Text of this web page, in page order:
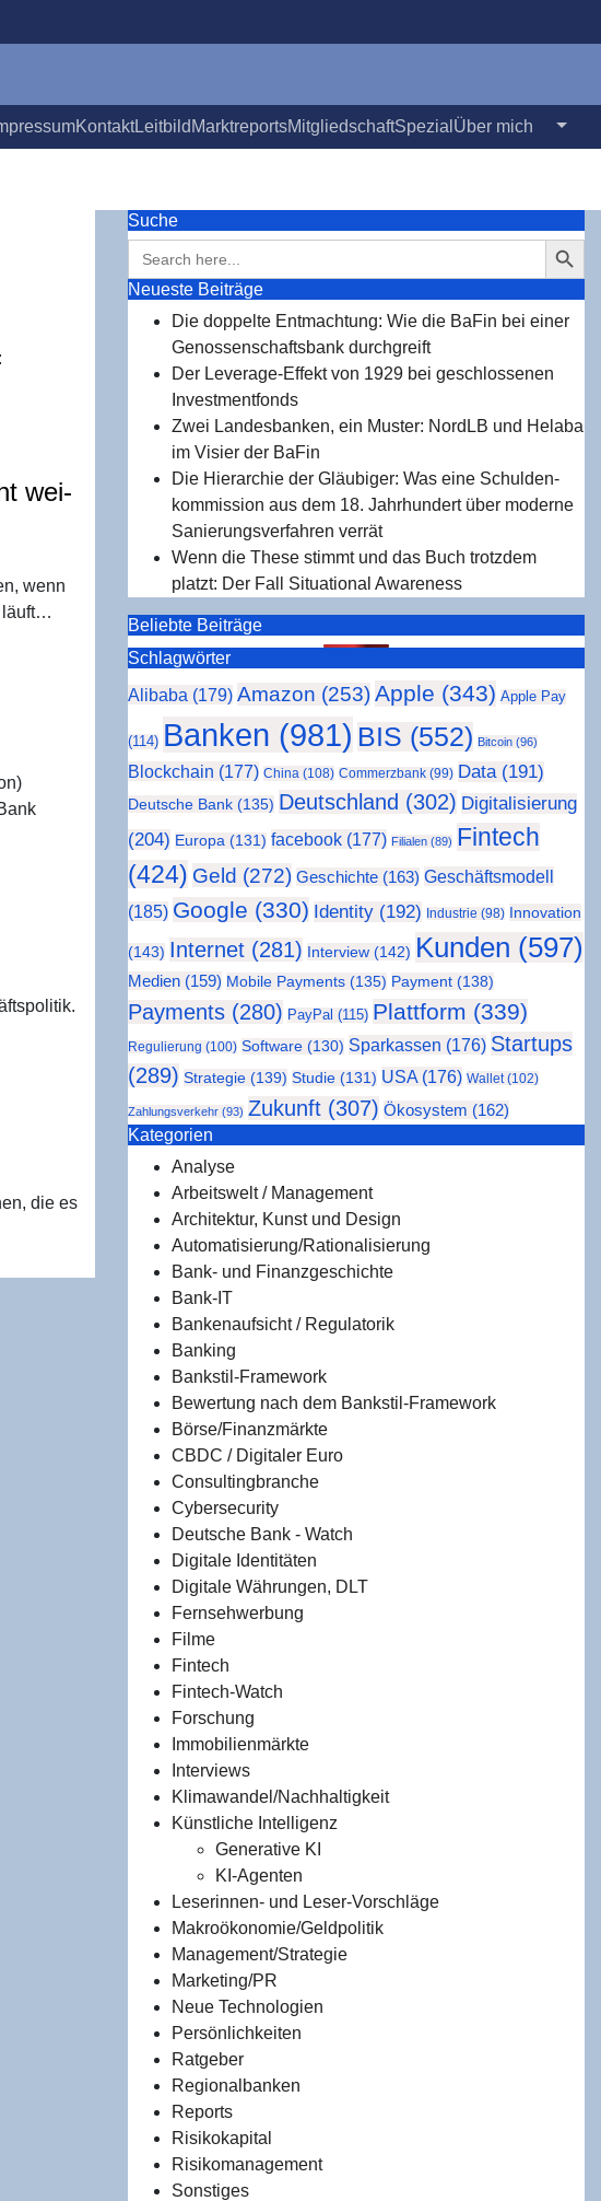
Kon­taktLeit­bild Markt­re­portsMit­glied­schaftSpe­zi­al Über mich
wei­
wenn
läuft…
die es
Suche
Search
for:
Search Button
Neu­es­te Beiträge
Die dop­pel­te Ent­mach­tung: Wie die BaFin bei einer
Genos­sen­schafts­bank durchgreift
Der Levera­ge-Effekt von 1929 bei geschlos­se­nen
Investmentfonds
Zwei Lan­des­ban­ken, ein Mus­ter: NordLB und Hela­ba
im Visier der BaFin
Die Hier­ar­chie der Gläu­bi­ger: Was eine Schul­den­
kom­mis­si­on aus dem 18. Jahr­hun­dert über moder­ne
Sanie­rungs­ver­fah­ren verrät
Wenn die The­se stimmt und das Buch trotz­dem
platzt: Der Fall Situa­tio­nal Awareness
Beliebte Beiträge
Schlag­wör­ter
Alibaba (179) Amazon (253)Apple (343) Apple Pay
(114) Banken (981) BIS (552) Bitcoin (96)
Blockchain (177) China (108) Commerzbank (99) Data(191)
Deutsche Bank (135) Deutschland (302) Digitalisierung
(204) Europa (131) facebook (177) Filialen (89) Fintech
(424) Geld (272) Geschichte (163) Geschäftsmodell
(185) Google (330) Identity (192) Industrie (98) Innovation
(143) Internet (281) Interview (142) Kunden (597)
Medien (159) Mobile Payments (135) Payment (138)
Payments (280) PayPal (115) Plattform (339)
Regulierung (100) Software (130) Sparkassen (176) Startups
(289) Strategie (139) Studie (131) USA (176) Wallet(102)
Zahlungsverkehr (93) Zukunft (307) Ökosystem (162)
Kate­go­rien
Analyse
Arbeitswelt / Management
Architektur, Kunst und Design
Automatisierung/Rationalisierung
Bank- und Finanzgeschichte
Bank-IT
Bankenaufsicht / Regulatorik
Banking
Bankstil-Framework
Bewertung nach dem Bankstil-Framework
Börse/Finanzmärkte
CBDC / Digitaler Euro
Consultingbranche
Cybersecurity
Deutsche Bank - Watch
Digitale Identitäten
Digitale Währungen, DLT
Fernsehwerbung
Filme
Fintech
Fintech-Watch
Forschung
Immobilienmärkte
Interviews
Klimawandel/Nachhaltigkeit
Künstliche Intelligenz
Generative KI
KI-Agenten
Leserinnen- und Leser-Vorschläge
Makroökonomie/Geldpolitik
Management/Strategie
Marketing/PR
Neue Technologien
Persönlichkeiten
Ratgeber
Regionalbanken
Reports
Risikokapital
Risikomanagement
Sonstiges